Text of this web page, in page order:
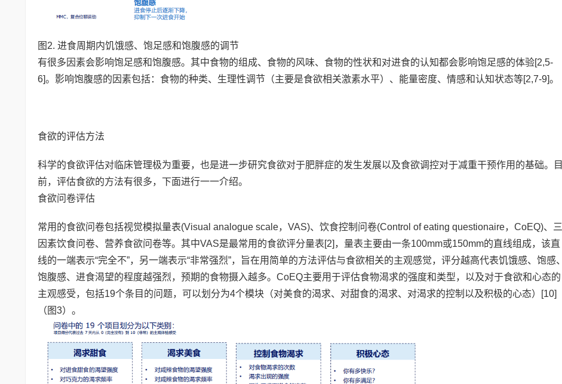
图2. 进食周期内饥饿感、饱足感和饱腹感的调节
有很多因素会影响饱足感和饱腹感。其中食物的组成、食物的风味、食物的性状和对进食的认知都会影响饱足感的体验[2,5-
6]。影响饱腹感的因素包括：食物的种类、生理性调节（主要是食欲相关激素水平）、能量密度、情感和认知状态等[2,7-9]。
食欲的评估方法
科学的食欲评估对临床管理极为重要，也是进一步研究食欲对于肥胖症的发生发展以及食欲调控对于减重干预作用的基础。目
前，评估食欲的方法有很多，下面进行一一介绍。
食欲问卷评估
常用的食欲问卷包括视觉模拟量表(Visual analogue scale，VAS)、饮食控制问卷(Control of eating questionaire，CoEQ)、三
因素饮食问卷、营养食欲问卷等。其中VAS是最常用的食欲评分量表[2]，量表主要由一条100mm或150mm的直线组成，该直
线的一端表示“完全不”，另一端表示“非常强烈”，旨在用简单的方法评估与食欲相关的主观感觉，评分越高代表饥饿感、饱感、
饱腹感、进食渴望的程度越强烈，预期的食物摄入越多。CoEQ主要用于评估食物渴求的强度和类型，以及对于食欲和心态的
主观感受，包括19个条目的问题，可以划分为4个模块（对美食的渴求、对甜食的渴求、对渴求的控制以及积极的心态）[10]
（图3）。